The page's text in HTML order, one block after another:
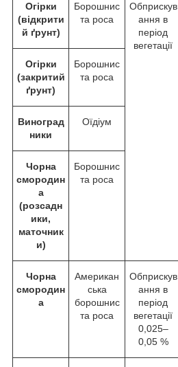
Огірки
(відкрити
й ґрунт)
Борошнис
та роса
Обприскув
ання в
період
вегетації
Огірки
(закритий
ґрунт)
Борошнис
та роса
Виноград
ники
Оїдіум
Чорна
смородин
а
(розсадн
ики,
маточник
и)
Борошнис
та роса
Чорна
смородин
а
Американ
ська
борошнис
та роса
Обприскув
ання в
період
вегетації
0,025–
0,05 %